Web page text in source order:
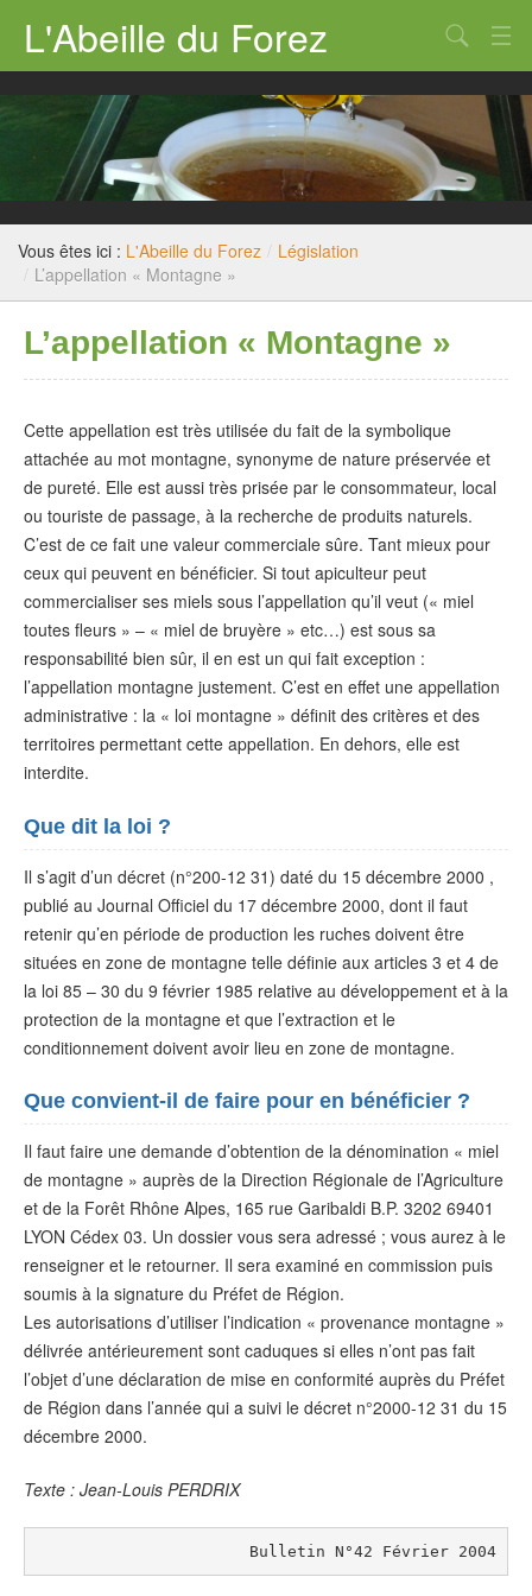
L'Abeille du Forez
Qui sommes nous ?
Rucher-école
Dossiers techniques
Législation
Divers
Nous contacter
Vous êtes ici : L'Abeille du Forez / Législation
/ L’appellation « Montagne »
L’appellation « Montagne »
Cette appellation est très utilisée du fait de la symbolique
attachée au mot montagne, synonyme de nature préservée et
de pureté. Elle est aussi très prisée par le consommateur, local
ou touriste de passage, à la recherche de produits naturels.
C’est de ce fait une valeur commerciale sûre. Tant mieux pour
ceux qui peuvent en bénéficier. Si tout apiculteur peut
commercialiser ses miels sous l’appellation qu’il veut (« miel
toutes fleurs » – « miel de bruyère » etc…) est sous sa
responsabilité bien sûr, il en est un qui fait exception :
l’appellation montagne justement. C’est en effet une appellation
administrative : la « loi montagne » définit des critères et des
territoires permettant cette appellation. En dehors, elle est
interdite.
Que dit la loi ?
Il s’agit d’un décret (n°200-12 31) daté du 15 décembre 2000 ,
publié au Journal Officiel du 17 décembre 2000, dont il faut
retenir qu’en période de production les ruches doivent être
situées en zone de montagne telle définie aux articles 3 et 4 de
la loi 85 – 30 du 9 février 1985 relative au développement et à la
protection de la montagne et que l’extraction et le
conditionnement doivent avoir lieu en zone de montagne.
Que convient-il de faire pour en bénéficier ?
Il faut faire une demande d’obtention de la dénomination « miel
de montagne » auprès de la Direction Régionale de l’Agriculture
et de la Forêt Rhône Alpes, 165 rue Garibaldi B.P. 3202 69401
LYON Cédex 03. Un dossier vous sera adressé ; vous aurez à le
renseigner et le retourner. Il sera examiné en commission puis
soumis à la signature du Préfet de Région.
Les autorisations d’utiliser l’indication « provenance montagne »
délivrée antérieurement sont caduques si elles n’ont pas fait
l’objet d’une déclaration de mise en conformité auprès du Préfet
de Région dans l’année qui a suivi le décret n°2000-12 31 du 15
décembre 2000.
Texte : Jean-Louis PERDRIX
Bulletin N°42 Février 2004